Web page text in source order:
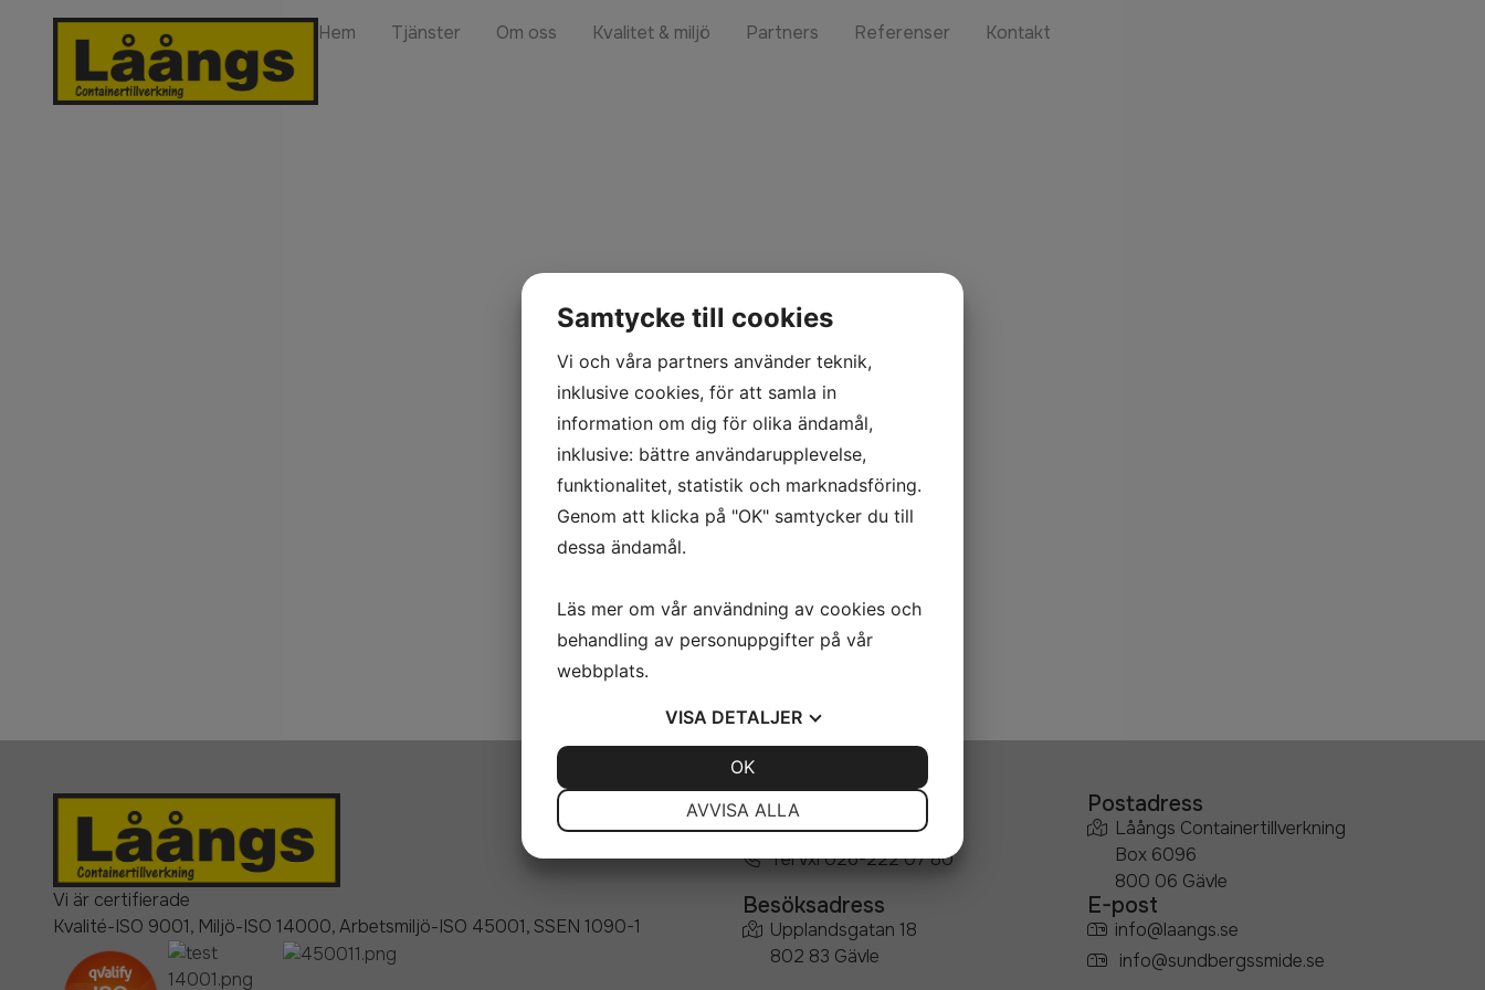
Hem Tjänster Om oss Kvalitet & miljö Partners Referenser Kontakt
Vi är certifierade
Kvalité-ISO 9001, Miljö-ISO 14000, Arbetsmiljö-ISO 45001, SSEN 1090-1
Telefon
Tel dir 026-222 07 61
Tel vxl 026-222 07 80
Postadress
Låångs Containertillverkning
Box 6096
800 06 Gävle
Besöksadress
Upplandsgatan 18
802 83 Gävle
E-post
info@laangs.se
info@sundbergssmide.se
Samtycke till cookies
Vi och våra partners använder teknik,
inklusive cookies, för att samla in
information om dig för olika ändamål,
inklusive: bättre användarupplevelse,
funktionalitet, statistik och marknadsföring.
Genom att klicka på "OK" samtycker du till
dessa ändamål.
Läs mer om vår användning av cookies och
behandling av personuppgifter på vår
webbplats.
VISA DETALJER
AVVISA ALLA
OK